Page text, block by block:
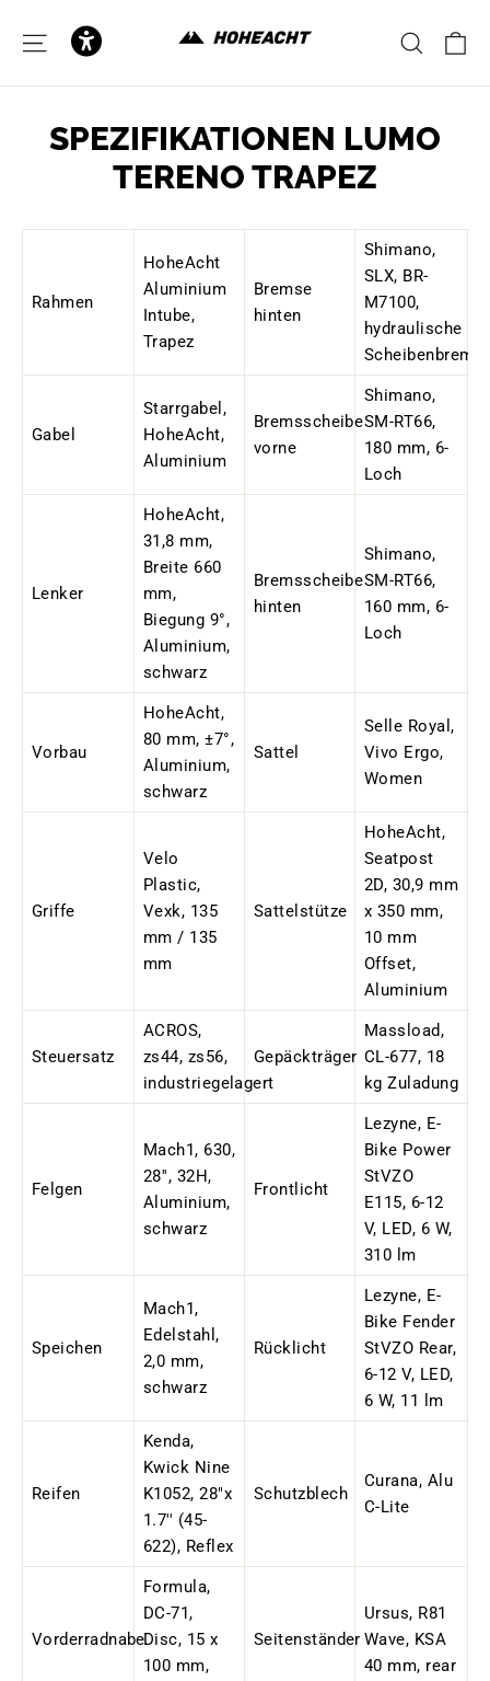
Inhalt
SEITENNAVIGATION
SPEZIFIKATIONEN LUMO
TERENO TRAPEZ
Rahmen
HoheAcht
Aluminium
Intube,
Trapez
Bremse
hinten
Shimano,
SLX, BR-
M7100,
hydraulische
Gabel
Starrgabel,
HoheAcht,
Aluminium
Bremsscheibe
vorne
Shimano,
SM-RT66,
180 mm, 6-
Loch
Lenker
HoheAcht,
31,8 mm,
Breite 660
mm,
Biegung 9°,
Aluminium,
schwarz
Bremsscheibe
hinten
Shimano,
SM-RT66,
160 mm, 6-
Loch
Vorbau
HoheAcht,
80 mm, ±7°,
Aluminium,
schwarz
Sattel
Selle Royal,
Vivo Ergo,
Women
Griffe
Velo
Plastic,
Vexk, 135
mm / 135
mm
Sattelstütze
HoheAcht,
Seatpost
2D, 30,9 mm
x 350 mm,
10 mm
Offset,
Aluminium
Steuersatz
ACROS,
zs44, zs56,
industriegelagert
Gepäckträger
Massload,
CL-677, 18
kg Zuladung
Felgen
Mach1, 630,
28'', 32H,
Aluminium,
schwarz
Frontlicht
Lezyne, E-
Bike Power
StVZO
E115, 6-12
V, LED, 6 W,
310 lm
Speichen
Mach1,
Edelstahl,
2,0 mm,
schwarz
Rücklicht
Lezyne, E-
Bike Fender
StVZO Rear,
6-12 V, LED,
6 W, 11 lm
Reifen
Kenda,
Kwick Nine
K1052, 28"x
1.7'' (45-
622), Reflex
Schutzblech
Curana, Alu
C-Lite
Vorderradnabe
Formula,
DC-71,
Disc, 15 x
100 mm,
Seitenständer
Ursus, R81
Wave, KSA
40 mm, rear